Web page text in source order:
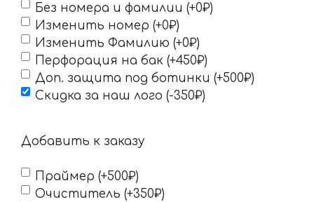
Без номера и фамилии (+0₽)
Изменить номер (+0₽)
Изменить Фамилию (+0₽)
Перфорация на бак (+450₽)
Доп. защита под ботинки (+500₽)
Скидка за наш лого (-350₽)
Добавить к заказу
Праймер (+500₽)
Очиститель (+350₽)